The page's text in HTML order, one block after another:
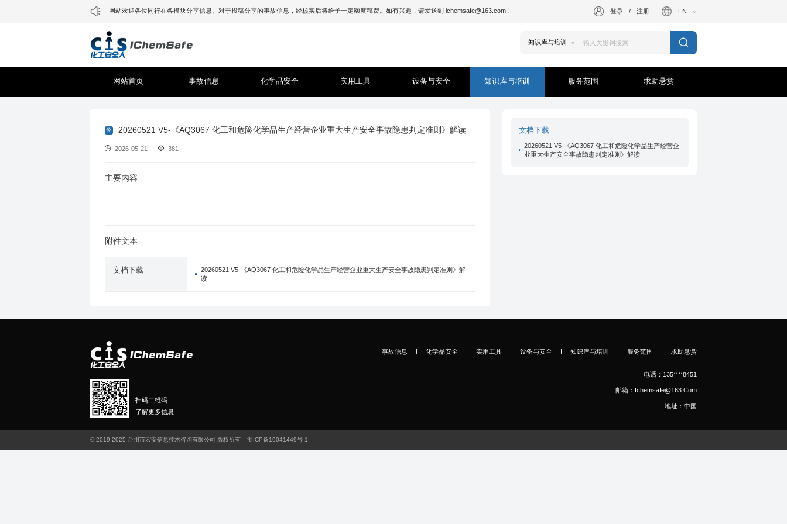
网站欢迎各位同行在各模块分享信息。对于投稿分享的事故信息，经核实后将给予一定额度稿费。如有兴趣，请发送到 ichemsafe@163.com！ 登录 / 注册 EN
网站首页 事故信息 化学品安全 实用工具 设备与安全 知识库与培训 服务范围 求助悬赏
免 20260521 V5-《AQ3067 化工和危险化学品生产经营企业重大生产安全事故隐患判定准则》解读
2026-05-21 381
主要内容
附件文本
文档下载
20260521 V5-《AQ3067 化工和危险化学品生产经营企业重大生产安全事故隐患判定准则》解
读
文档下载
20260521 V5-《AQ3067 化工和危险化学品生产经营企
业重大生产安全事故隐患判定准则》解读
扫码二维码
了解更多信息
事故信息 | 化学品安全 | 实用工具 | 设备与安全 | 知识库与培训 | 服务范围 | 求助悬赏
电话：135****8451
邮箱：ichemsafe@163.com
地址：中国
© 2019-2025 台州市宏安信息技术咨询有限公司 版权所有 浙ICP备19041449号-1